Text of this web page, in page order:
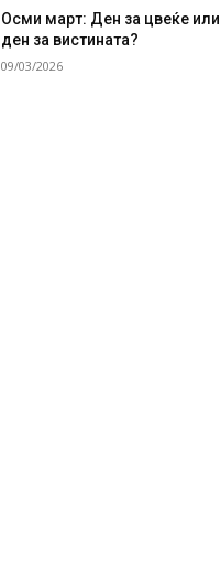
Осми март: Ден за цвеќе или
ден за вистината?
09/03/2026